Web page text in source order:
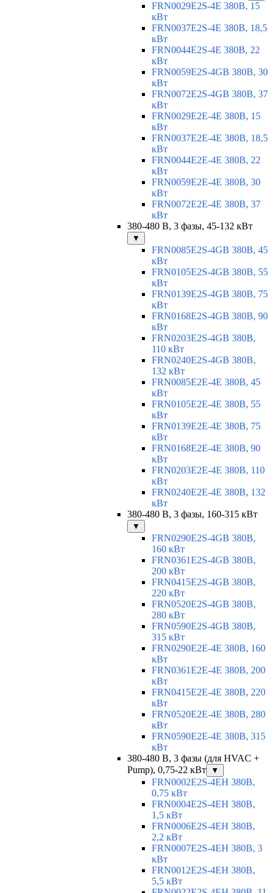
FRN0029E2S-4E 380В, 15
кВт
FRN0037E2S-4E 380В, 18,5
кВт
FRN0044E2S-4E 380В, 22
кВт
FRN0059E2S-4GB 380В, 30
кВт
FRN0072E2S-4GB 380В, 37
кВт
FRN0029E2E-4E 380В, 15
кВт
FRN0037E2E-4E 380В, 18,5
кВт
FRN0044E2E-4E 380В, 22
кВт
FRN0059E2E-4E 380В, 30
кВт
FRN0072E2E-4E 380В, 37
кВт
380-480 В, 3 фазы, 45-132 кВт
▼
FRN0085E2S-4GB 380В, 45
кВт
FRN0105E2S-4GB 380В, 55
кВт
FRN0139E2S-4GB 380В, 75
кВт
FRN0168E2S-4GB 380В, 90
кВт
FRN0203E2S-4GB 380В,
110 кВт
FRN0240E2S-4GB 380В,
132 кВт
FRN0085E2E-4E 380В, 45
кВт
FRN0105E2E-4E 380В, 55
кВт
FRN0139E2E-4E 380В, 75
кВт
FRN0168E2E-4E 380В, 90
кВт
FRN0203E2E-4E 380В, 110
кВт
FRN0240E2E-4E 380В, 132
кВт
380-480 В, 3 фазы, 160-315 кВт
▼
FRN0290E2S-4GB 380В,
160 кВт
FRN0361E2S-4GB 380В,
200 кВт
FRN0415E2S-4GB 380В,
220 кВт
FRN0520E2S-4GB 380В,
280 кВт
FRN0590E2S-4GB 380В,
315 кВт
FRN0290E2E-4E 380В, 160
кВт
FRN0361E2E-4E 380В, 200
кВт
FRN0415E2E-4E 380В, 220
кВт
FRN0520E2E-4E 380В, 280
кВт
FRN0590E2E-4E 380В, 315
кВт
380-480 В, 3 фазы (для HVAC +
Pump), 0,75-22 кВт
▼
FRN0002E2S-4EH 380В,
0,75 кВт
FRN0004E2S-4EH 380В,
1,5 кВт
FRN0006E2S-4EH 380В,
2,2 кВт
FRN0007E2S-4EH 380В, 3
кВт
FRN0012E2S-4EH 380В,
5,5 кВт